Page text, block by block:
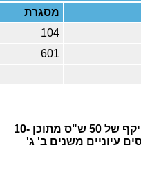
מסגרת
104
601
סטודנטים ייקחו שיעורי בחירה בהיקף של 50 ש"ס מתוכן 10-
עיוניים משנים ב' ג'